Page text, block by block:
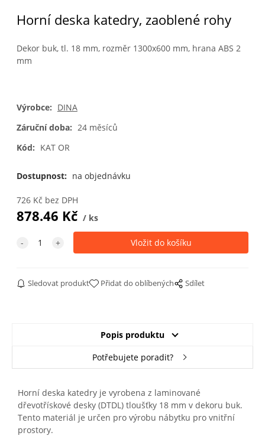
Horní deska katedry, zaoblené rohy
Dekor buk, tl. 18 mm, rozměr 1300x600 mm, hrana ABS 2
mm
Výrobce: DINA
Záruční doba: 24 měsíců
Kód: KAT OR
Dostupnost: na objednávku
726Kč bez DPH
878.46 Kč ks
Sledovat produkt Přidat do oblíbených Sdílet
Popis produktu
Potřebujete poradit?
Horní deska katedry je vyrobena z laminované
dřevotřískové desky (DTDL) tloušťky 18 mm v dekoru buk.
Tento materiál je určen pro výrobu nábytku pro vnitřní
prostory.